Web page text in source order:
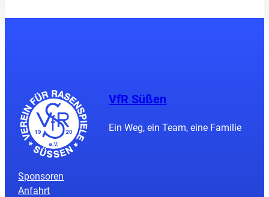
VfR Süßen
Ein Weg, ein Team, eine Familie
Sponsoren
Anfahrt